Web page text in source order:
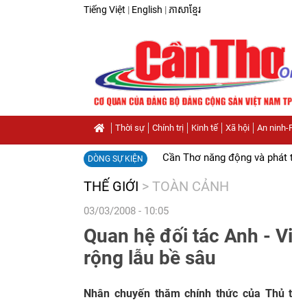
Tiếng Việt | English | ភាសាខ្មែរ
Thời sự Chính trị Kinh tế Xã hội An ninh-
DÒNG SỰ KIỆN Cần Thơ năng động và phát
THẾ GIỚI > TOÀN CẢNH
03/03/2008 - 10:05
Quan hệ đối tác Anh -
rộng lẫu bề sâu
Nhân chuyến thăm chính thức của Thủ